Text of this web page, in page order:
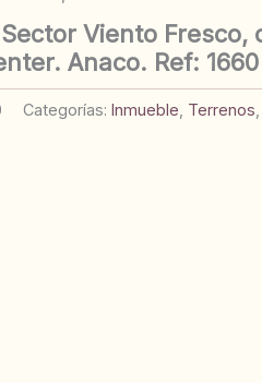
Viento Fresco,
Anaco. Ref: 1660
Categorías: Inmueble Terrenos